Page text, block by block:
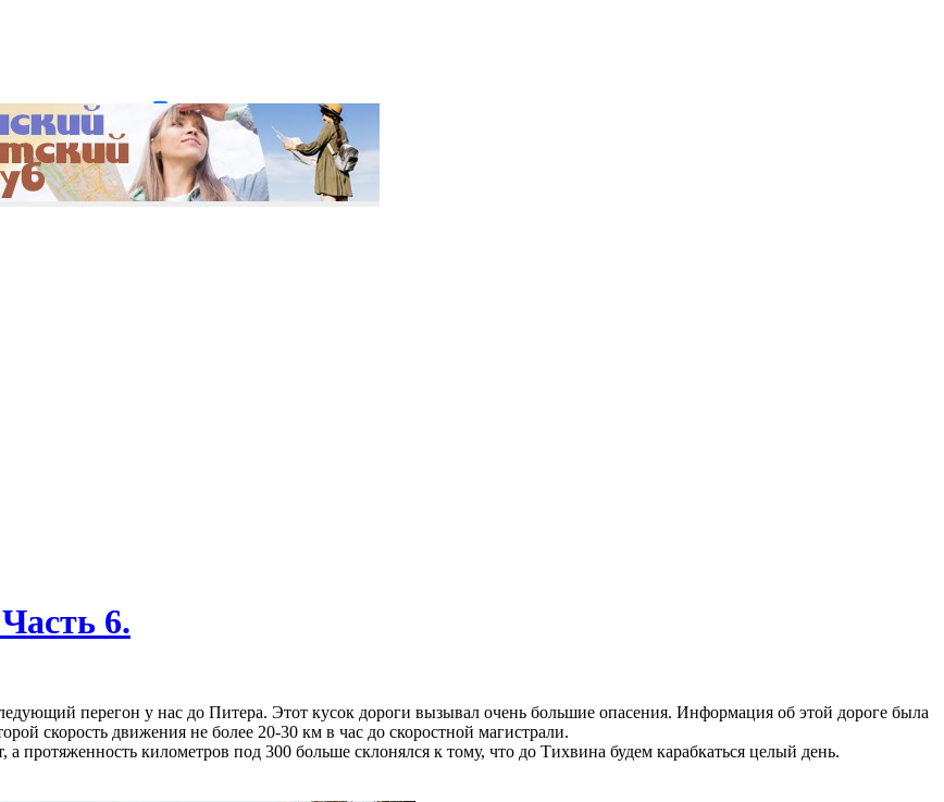
Регистрация
6.
перегон у нас до Питера. Этот кусок дороги вызывал очень большие опасения. Информация об этой дороге была
скорость движения не более 20-30 км в час до скоростной магистрали.
протяженность километров под 300 больше склонялся к тому, что до Тихвина будем карабкаться целый день.